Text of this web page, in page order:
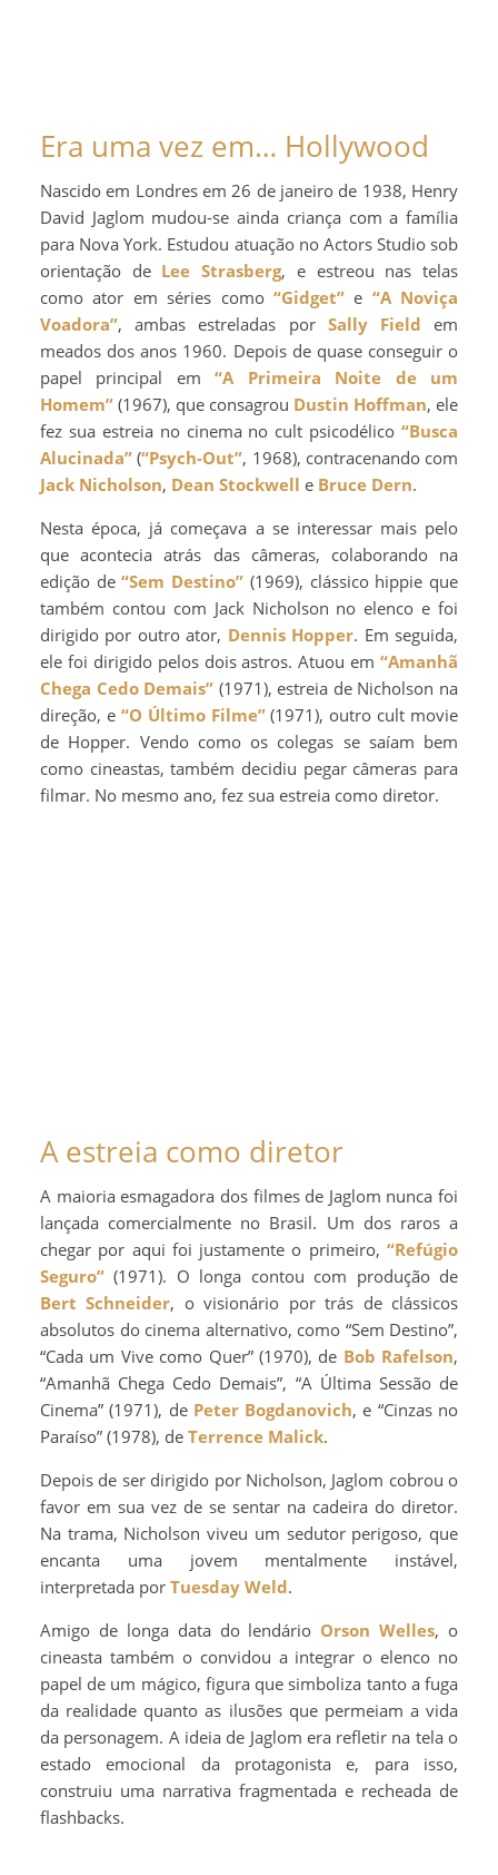
Era uma vez em… Hollywood
Nascido em Londres em 26 de janeiro de 1938, Henry
David Jaglom mudou-se ainda criança com a família
para Nova York. Estudou atuação no Actors Studio sob
orientação de Lee Strasberg, e estreou nas telas
como ator em séries como “Gidget”e “A Noviça
Voadora”, ambas estreladas por Sally Field em
meados dos anos 1960. Depois de quase conseguir o
papel principal em“A Primeira Noite de um
Homem” (1967), que consagrou Dustin Hoffman, ele
fez sua estreia no cinema no cult psicodélico “Busca
Alucinada” (“Psych-Out”, 1968), contracenando com
Jack Nicholson, Dean Stockwell e Bruce Dern.
Nesta época, já começava a se interessar mais pelo
que acontecia atrás das câmeras, colaborando na
edição de“Sem Destino” (1969), clássico hippie que
também contou com Jack Nicholson no elenco e foi
dirigido por outro ator, Dennis Hopper. Em seguida,
ele foi dirigido pelos dois astros. Atuou em “Amanhã
Chega Cedo Demais” (1971), estreia de Nicholson na
direção, e “O Último Filme”(1971), outro cult movie
de Hopper. Vendo como os colegas se saíam bem
como cineastas, também decidiu pegar câmeras para
filmar. No mesmo ano, fez sua estreia como diretor.
A estreia como diretor
A maioria esmagadora dos filmes de Jaglom nunca foi
lançada comercialmente no Brasil. Um dos raros a
chegar por aqui foi justamente o primeiro, “Refúgio
Seguro” (1971). O longa contou com produção de
Bert Schneider, o visionário por trás de clássicos
absolutos do cinema alternativo, como “Sem Destino”,
“Cada um Vive como Quer” (1970), de Bob Rafelson,
“Amanhã Chega Cedo Demais”, “A Última Sessão de
Cinema” (1971), de Peter Bogdanovich, e “Cinzas no
Paraíso” (1978), de Terrence Malick.
Depois de ser dirigido por Nicholson, Jaglom cobrou o
favor em sua vez de se sentar na cadeira do diretor.
Na trama, Nicholson viveu um sedutor perigoso, que
encanta uma jovem mentalmente instável,
interpretada por Tuesday Weld.
Amigo de longa data do lendário Orson Welles, o
cineasta também o convidou a integrar o elenco no
papel de um mágico, figura que simboliza tanto a fuga
da realidade quanto as ilusões que permeiam a vida
da personagem. A ideia de Jaglom era refletir na tela o
estado emocional da protagonista e, para isso,
construiu uma narrativa fragmentada e recheada de
flashbacks.